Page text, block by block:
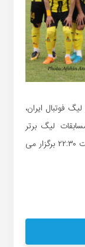
فوتبال ایران،
لیگ برتر
فوتبال در ‏روز پنجشنه ۱۰ خرداد ۱۳۹۶ راس ساعت ۲۲:۳۰ برگزار می